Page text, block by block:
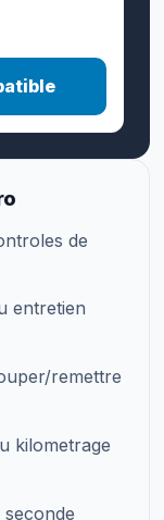
de
entretien
remettre
kilometrage